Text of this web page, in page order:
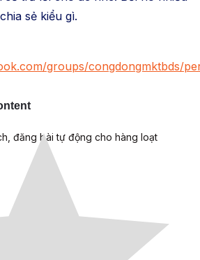
đăng bài tự động cho hàng loạt
sẻ kiểu gì.
groups/congdongmktbds/